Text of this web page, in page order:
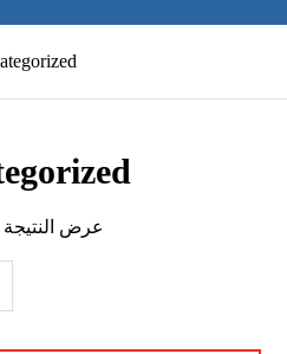
عرض النتيجة